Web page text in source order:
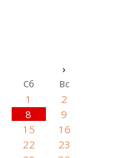
›
Сб Вс
1
2
8
9
15
16
22
23